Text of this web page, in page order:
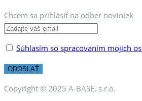
Chcem sa prihlásiť na odber noviniek
Súhlasím so spracovaním mojich
Copyright © 2025 A-BASE, s.r.o.